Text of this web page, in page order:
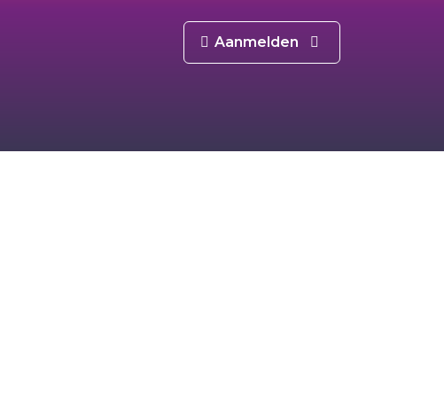
Aanmelden